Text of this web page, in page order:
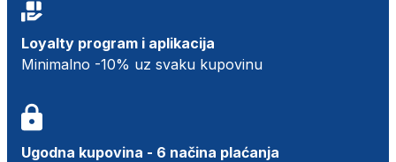
Loyalty program i aplikacija
Minimalno -10% uz svaku kupovinu
Ugodna kupovina - 6 načina plaćanja